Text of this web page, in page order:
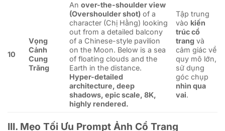
10
Vọng
Cảnh
Cung
Trăng
Anover-the-shoulder view
(Overshoulder shot) of a
character (Chị Hằng) looking
out from a detailed balcony
of a Chinese-style pavilion
on the Moon. Below is a sea
of floating clouds and the
Earth in the distance.
Hyper-detailed
architecture, deep
shadows, epic scale, 8K,
highly rendered.
Tập trung
vào kiến
trúc cổ
trang và
cảm giác về
quy mô lớn,
sử dụng
góc chụp
nhìn qua
vai.
III. Mẹo Tối Ưu Prompt Ảnh Cổ Trang